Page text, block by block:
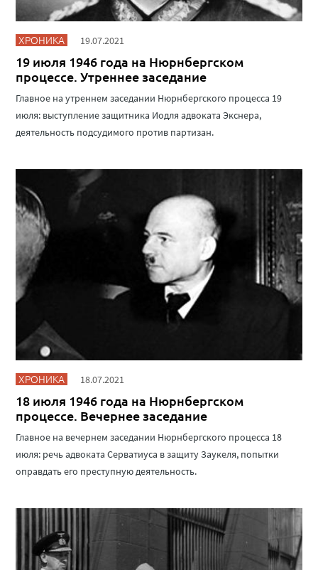
ХРОНИКА 19.07.2021
19 июля 1946 года на Нюрнбергском
процессе. Утреннее заседание
Главное на утреннем заседании Нюрнбергского процесса 19
июля: выступление защитника Иодля адвоката Экснера,
деятельность подсудимого против партизан.
ХРОНИКА 18.07.2021
18 июля 1946 года на Нюрнбергском
процессе. Вечернее заседание
Главное на вечернем заседании Нюрнбергского процесса 18
июля: речь адвоката Серватиуса в защиту Заукеля, попытки
оправдать его преступную деятельность.